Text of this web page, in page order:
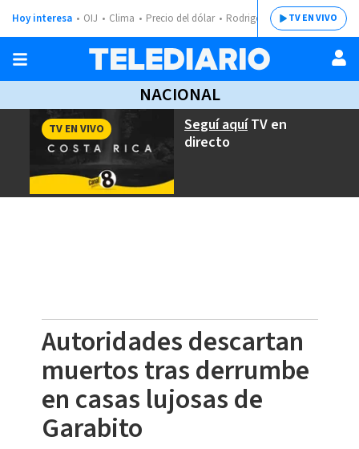
Hoy interesa OIJ Clima Precio del dólar Rodrigo ChavesTV EN VIVO
NACIONAL
Seguí aquíTV en
directo
TV EN VIVO
Autoridades descartan
muertos tras derrumbe
en casas lujosas de
Garabito